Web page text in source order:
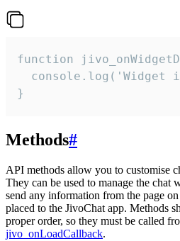
function
console.log('Widget
}
Methods#
API methods allow you to customise
They can be used to manage the chat
send any information from the page
placed to the JivoChat app. Methods
proper order, so they must be called
jivo_onLoadCallback.